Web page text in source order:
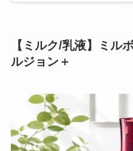
【ミルク/乳液】ミル
ルジョン＋